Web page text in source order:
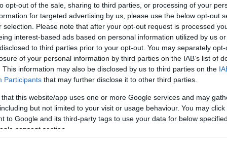
opt-out of the sale, sharing to third parties, or processing of your
for targeted advertising by us, please use the below opt-out
selection. Please note that after your opt-out request is processed
interest-based ads based on personal information utilized by us
to third parties prior to your opt-out. You may separately
of your personal information by third parties on the IAB’s list of
This information may also be disclosed by us to third parties on the
Participants that may further disclose it to other third parties.
that this website/app uses one or more Google services and may
but not limited to your visit or usage behaviour. You may
to Google and its third-party tags to use your data for below
consent section.
hogy ez jó hír, de a Marvelek írójával
Raider sorozat stábja
szériájának új forgatókönyvírója éppen az
ki lesz az Ezüst Utazó az MCU-s
Négyes moziban, és ezen sokan ki